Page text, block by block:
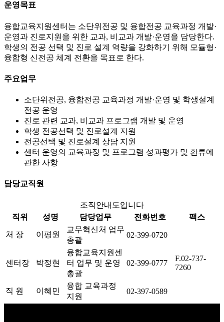
운영목표
융합교육지원센터는 소단위전공 및 융합전공 교육과정 개발·
운영과 진로지원을 위한 교과, 비교과 개발·운영을 담당한다.
학생의 전공 선택 및 진로 설계 역량을 강화하기 위해 모듈형·
융합형 신전공 체계 전환을 목표로 한다.
주요업무
소단위전공, 융합전공 교육과정 개발·운영 및 학생설계
전공 운영
진로 관련 교과, 비교과 프로그램 개발 및 운영
학생 전공선택 및 진로설계 지원
전공선택 및 진로설계 상담 지원
센터 운영의 교육과정 및 프로그램 성과평가 및 환류에
관한 사항
담당교직원
조직안내도입니다
직위
성명 담당업무 전화번호 팩스
처 장 이평원
교무혁신처 업무
총괄
02-399-0720
F.02-737-
7260
센터장 박정현
융합교육지원센
터 업무 및 운영
총괄
02-399-0777
직 원 이혜민
융합 교육과정
지원
02-397-0589